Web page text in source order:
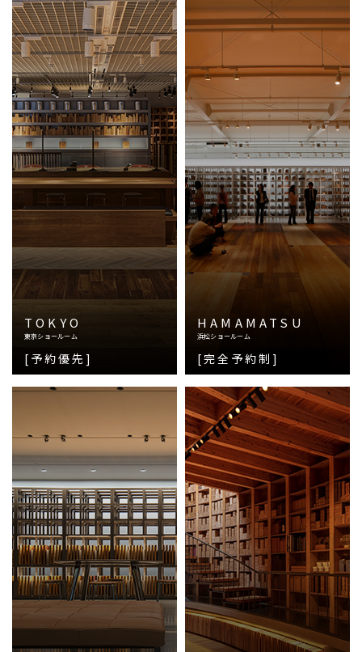
TOKYO
東京ショールーム
[予約優先]
HAMAMATSU
浜松ショールーム
[完全予約制]